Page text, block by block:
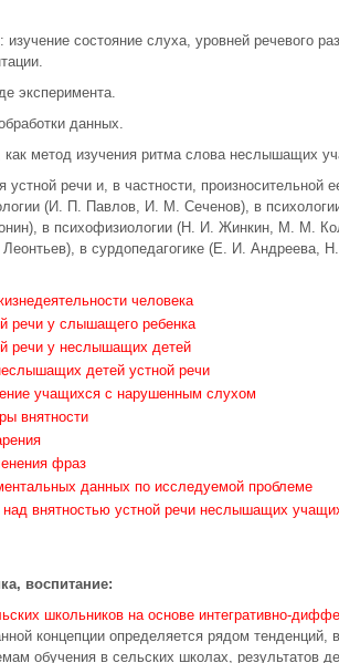
состояние слуха, уровней речевого
эксперимента.
данных.
метод изучения ритма слова неслышащих
речи и, в частности, произносительной
(И. П. Павлов, И. М. Сеченов), в
в психофизиологии (Н. И. Жинкин, М. М.
Леонтьев), в сурдопедагогике (Е. И.
человека
речи у слышащего ребенка
речи у неслышащих детей
детей устной речи
учащихся с нарушенным слухом
внятности
фраз
данных по исследуемой проблеме
внятностью устной речи неслышащих
воспитание:
школьников на основе интегративно-
концепции определяется рядом
обучения в сельских школах, результатов